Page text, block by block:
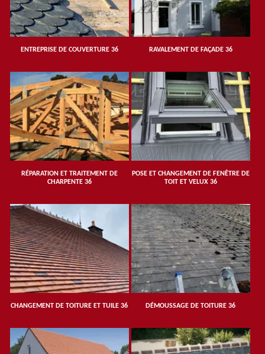
ENTREPRISE DE COUVERTURE 36 RAVALEMENT DE FAÇADE 36
RÉPARATION ET TRAITEMENT DE
CHARPENTE 36
POSE ET CHANGEMENT DE FENÊTRE DE
TOIT ET VELUX 36
CHANGEMENT DE TOITURE ET TUILE 36 DÉMOUSSAGE DE TOITURE 36